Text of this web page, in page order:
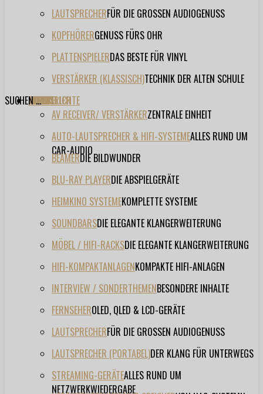
LAUTSPRECHERFÜR DIE GROSSEN AUDIOGENUSS
KOPFHÖRERGENUSS FÜRS OHR
PLATTENSPIELERDAS BESTE FÜR VINYL
VERSTÄRKER (KLASSISCH)TECHNIK DER ALTEN SCHULE
TESTBERICHTE
AV RECEIVER/ VERSTÄRKERZENTRALE EINHEIT
AUTO-LAUTSPRECHER & HIFI-SYSTEMEALLES RUND UM
CAR-AUDIO
BEAMERDIE BILDWUNDER
BLU-RAY PLAYERDIE ABSPIELGERÄTE
HEIMKINO SYSTEMEKOMPLETTE SYSTEME
SOUNDBARSDIE ELEGANTE KLANGERWEITERUNG
MÖBEL / HIFI-RACKSDIE ELEGANTE KLANGERWEITERUNG
HIFI-KOMPAKTANLAGENKOMPAKTE HIFI-ANLAGEN
INTERVIEW / SONDERTHEMENBESONDERE INHALTE
FERNSEHEROLED, QLED & LCD-GERÄTE
LAUTSPRECHERFÜR DIE GROSSEN AUDIOGENUSS
LAUTSPRECHER (PORTABEL)DER KLANG FÜR UNTERWEGS
STREAMING-GERÄTEALLES RUND UM
NETZWERKWIEDERGABE
FORUM
FILME
VIDEOS
HERSTELLER
EVENT
SUCHEN ...